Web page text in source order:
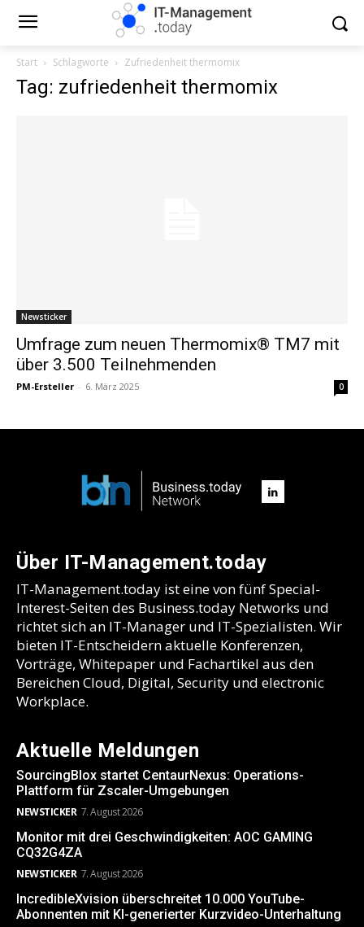
Start Schlagworte Zufriedenheit thermomix
Tag: zufriedenheit thermomix
Newsticker
Umfrage zum neuen Thermomix® TM7 mit
über 3.500 Teilnehmenden
PM-Ersteller - 6. März 2025 0
Über IT-Management.today
IT-Management.today ist eine von fünf Special-
Interest-Seiten des Business.today Networks und
richtet sich an IT-Manager und IT-Spezialisten. Wir
bieten IT-Entscheidern aktuelle Konferenzen,
Vorträge, Whitepaper und Fachartikel aus den
Bereichen Cloud, Digital, Security und electronic
Workplace.
Aktuelle Meldungen
SourcingBlox startet CentaurNexus: Operations-
Plattform für Zscaler-Umgebungen
NEWSTICKER 7. August 2026
Monitor mit drei Geschwindigkeiten: AOC GAMING
CQ32G4ZA
NEWSTICKER 7. August 2026
IncredibleXvision überschreitet 10.000 YouTube-
Abonnenten mit KI-generierter Kurzvideo-Unterhaltung